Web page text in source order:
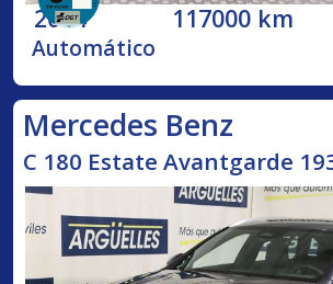
2014 117000 km
Automático
Mercedes Benz
C 180 Estate Avantgarde